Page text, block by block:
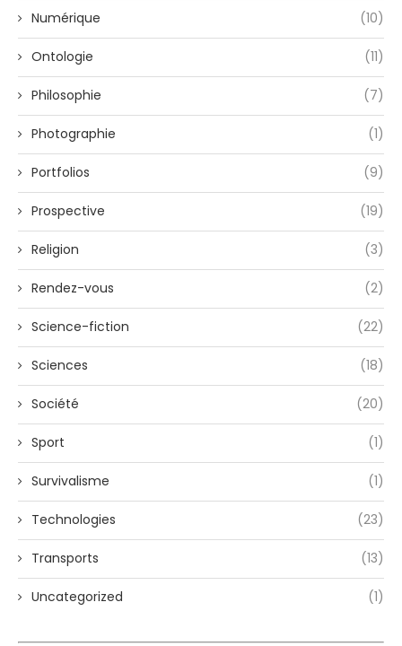
Numérique (10)
Ontologie (11)
Philosophie (7)
Photographie (1)
Portfolios (9)
Prospective (19)
Religion (3)
Rendez-vous (2)
Science-fiction (22)
Sciences (18)
Société (20)
Sport (1)
Survivalisme (1)
Technologies (23)
Transports (13)
Uncategorized (1)